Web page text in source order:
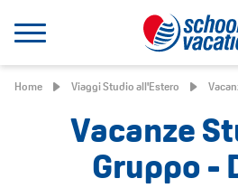
Home Viaggi Studio all'Estero
Vacanze
Gruppo -